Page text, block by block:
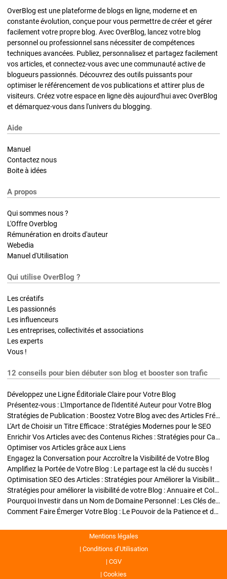
OverBlog est une plateforme de blogs en ligne, moderne et en
constante évolution, conçue pour vous permettre de créer et gérer
facilement votre propre blog. Avec OverBlog, lancez votre blog
personnel ou professionnel sans nécessiter de compétences
techniques avancées. Publiez, personnalisez et partagez facilement
vos articles, et connectez-vous avec une communauté active de
blogueurs passionnés. Découvrez des outils puissants pour
optimiser le référencement de vos publications et attirer plus de
visiteurs. Créez votre espace en ligne dès aujourd'hui avec OverBlog
et démarquez-vous dans l'univers du blogging.
Aide
Manuel
Contactez nous
Boite à idées
A propos
Qui sommes nous ?
L'Offre Overblog
Rémunération en droits d'auteur
Webedia
Manuel d'Utilisation
Qui utilise OverBlog ?
Les créatifs
Les passionnés
Les influenceurs
Les entreprises, collectivités et associations
Les experts
Vous !
12 conseils pour bien débuter son blog et booster son trafic
Développez une Ligne Éditoriale Claire pour Votre Blog
Présentez-vous : L'Importance de l'Identité Auteur pour Votre Blog
Stratégies de Publication : Boostez Votre Blog avec des Articles Fréquents et Exclusifs
L'Art de Choisir un Titre Efficace : Stratégies Modernes pour le SEO
Enrichir Vos Articles avec des Contenus Riches : Stratégies pour Captiver et Optimiser
Optimiser vos Articles grâce aux Liens
Engagez la Conversation pour Accroître la Visibilité de Votre Blog
Amplifiez la Portée de Votre Blog : Le partage est la clé du succès !
Optimisation SEO des Articles : Stratégies pour Améliorer la Visibilité de Votre Blog
Stratégies pour améliorer la visibilité de votre Blog : Annuaire et Collaborations
Pourquoi Investir dans un Nom de Domaine Personnel : Les Clés de la Réussite de Votre Blog
Comment Faire Émerger Votre Blog : Le Pouvoir de la Patience et de la Persévérance
Mentions légales
Conditions d’Utilisation
CGV
Cookies